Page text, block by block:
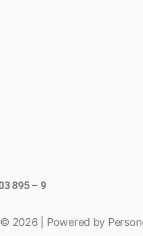
895 – 9
2026 | Powered by